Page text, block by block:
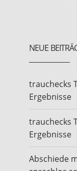
NEUE
trauchecks
Ergebnisse
trauchecks
Ergebnisse
Abschiede